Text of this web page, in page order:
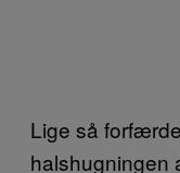
Lige så
halshugningen